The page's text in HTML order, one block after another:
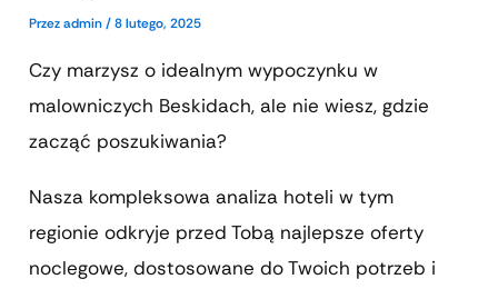
Przezadmin/8 lutego, 2025
Czy marzysz o idealnym wypoczynku w
malowniczych Beskidach, ale nie wiesz, gdzie
zacząć poszukiwania?
Nasza kompleksowa analiza hoteli w tym
regionie odkryje przed Tobą najlepsze oferty
noclegowe, dostosowane do Twoich potrzeb i